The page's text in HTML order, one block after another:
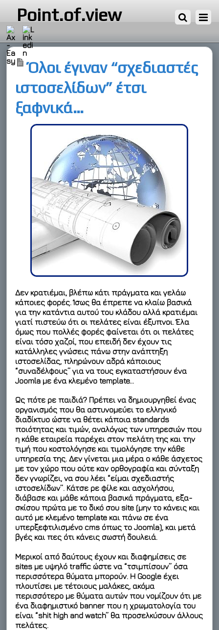
Point.of.view
Όλοι έγιναν “σχεδιαστές
ιστοσελίδων” έτσι
ξαφνικά…
Δεν κρατιέμαι, βλέπω κάτι πράγματα και γελάω
κάποιες φορές. Ίσως θα έπρεπε να κλαίω βασικά
για την κατάντια αυτού του κλάδου αλλά κρατιέμαι
γιατί πιστεύω ότι οι πελάτες είναι έξυπνοι. Έλα
όμως που πολλές φορές φαίνεται ότι οι πελάτες
είναι τόσο χαζοί, που επειδή δεν έχουν τις
κατάλληλες γνώσεις πάνω στην ανάπτηξη
ιστοσελίδας, πληρώνουν αδρά κάποιους
“συναδέλφους” για να τους εγκαταστήσουν ένα
Joomla με ένα κλεμένο template…
Ως πότε ρε παιδιά? Πρέπει να δημιουργηθεί ένας
οργανισμός που θα αστυνομεύει το ελληνικό
διαδίκτυο ώστε να θέτει κάποια standards
ποιότητας και τιμών, αναλόγως των υπηρεσιών που
η κάθε εταιρεία παρέχει στον πελάτη της και την
τιμή που κοστολόγησε και τιμολόγησε την κάθε
υπηρεσία της. Δεν γίνεται μια μέρα ο κάθε άσχετος
με τον χώρο που ούτε καν ορθογραφία και σύνταξη
δεν γνωρίζει, να σου λέει “είμαι σχεδιαστής
ιστοσελίδων”. Κάτσε ρε φίλε και ασχολήσου,
διάβασε και μάθε κάποια βασικά πράγματα, εξα-
σκίσου πρώτα με το δικό σου site (μην το κάνεις και
αυτό με κλεμένο template και πάνω σε ένα
υπερξεφτιλισμένο cms όπως το Joomla), και μετά
βγές και πες ότι κάνεις σωστή δουλειά.
Μερικοί από δαύτους έχουν και διαφημίσεις σε
sites με υψηλό traffic ώστε να “τσιμπίσουν” όσα
περισσότερα θύματα μπορούν. Η Google έχει
πλουτίσει με τέτοιους μαλάκες, ακόμα
περισσότερο με θύματα αυτών που νομίζουν ότι με
ένα διαφημιστικό banner που η χρωματολογία του
είναι “shit high and watch” θα προσελκύσουν άλλους
πελάτες.